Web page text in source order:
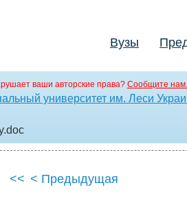
Вузы
ваши авторские права? Сообщите нам.
университет им. Леси
.doc
<< < Предыдущая